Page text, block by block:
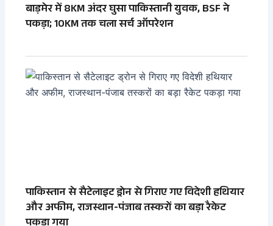
बाड़मेर में 8KM अंदर घुसा पाकिस्तानी युवक, BSF ने
पकड़ा; 10KM तक चला सर्च ऑपरेशन
पाकिस्तान से सैटेलाइट ड्रोन से गिराए गए विदेशी हथियार
और अफीम, राजस्थान-पंजाब तस्करों का बड़ा रैकेट